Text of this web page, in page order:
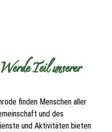
Teil unserer
finden Menschen aller
und des
und Aktivitäten bieten